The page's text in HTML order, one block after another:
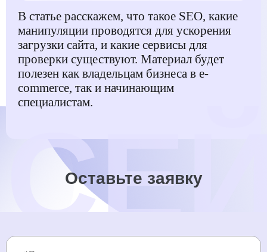
В статье расскажем, что такое SEO, какие
манипуляции проводятся для ускорения
загрузки сайта, и какие сервисы для
проверки существуют. Материал будет
полезен как владельцам бизнеса в e-
commerce, так и начинающим
специалистам.
Оставьте заявку